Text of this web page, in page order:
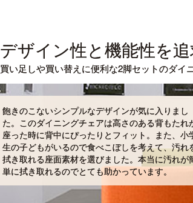
デザイン性と機能性を
買い足しや買い替えに便利な2脚セットのダイ
飽きのこないシンプルなデザインが気に入りまし
た。このダイニングチェアは高さのある背もたれ
座った時に背中にぴったりとフィット。また、小
生の子どもがいるので食べこぼしを考えて、汚れ
拭き取れる座面素材を選びました。本当に汚れが
単に拭き取れるのでとても助かっています。